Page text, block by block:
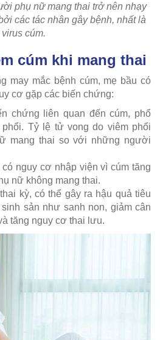
phụ nữ mang thai trở nên nhạy
các tác nhân gây bệnh, nhất là
virus cúm.
cúm khi mang thai
may mắc bệnh cúm, mẹ bầu có
cơ gặp các biến chứng:
chứng liên quan đến cúm, phổ
phổi. Tỷ lệ tử vong do viêm phổi
mang thai so với những người
nguy cơ nhập viện vì cúm tăng
nữ không mang thai.
kỳ, có thể gây ra hậu quả tiêu
sản như sanh non, giảm cân
tăng nguy cơ thai lưu.